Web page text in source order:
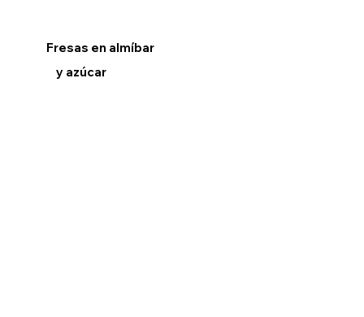
y azúcar
Fresas en almíbar